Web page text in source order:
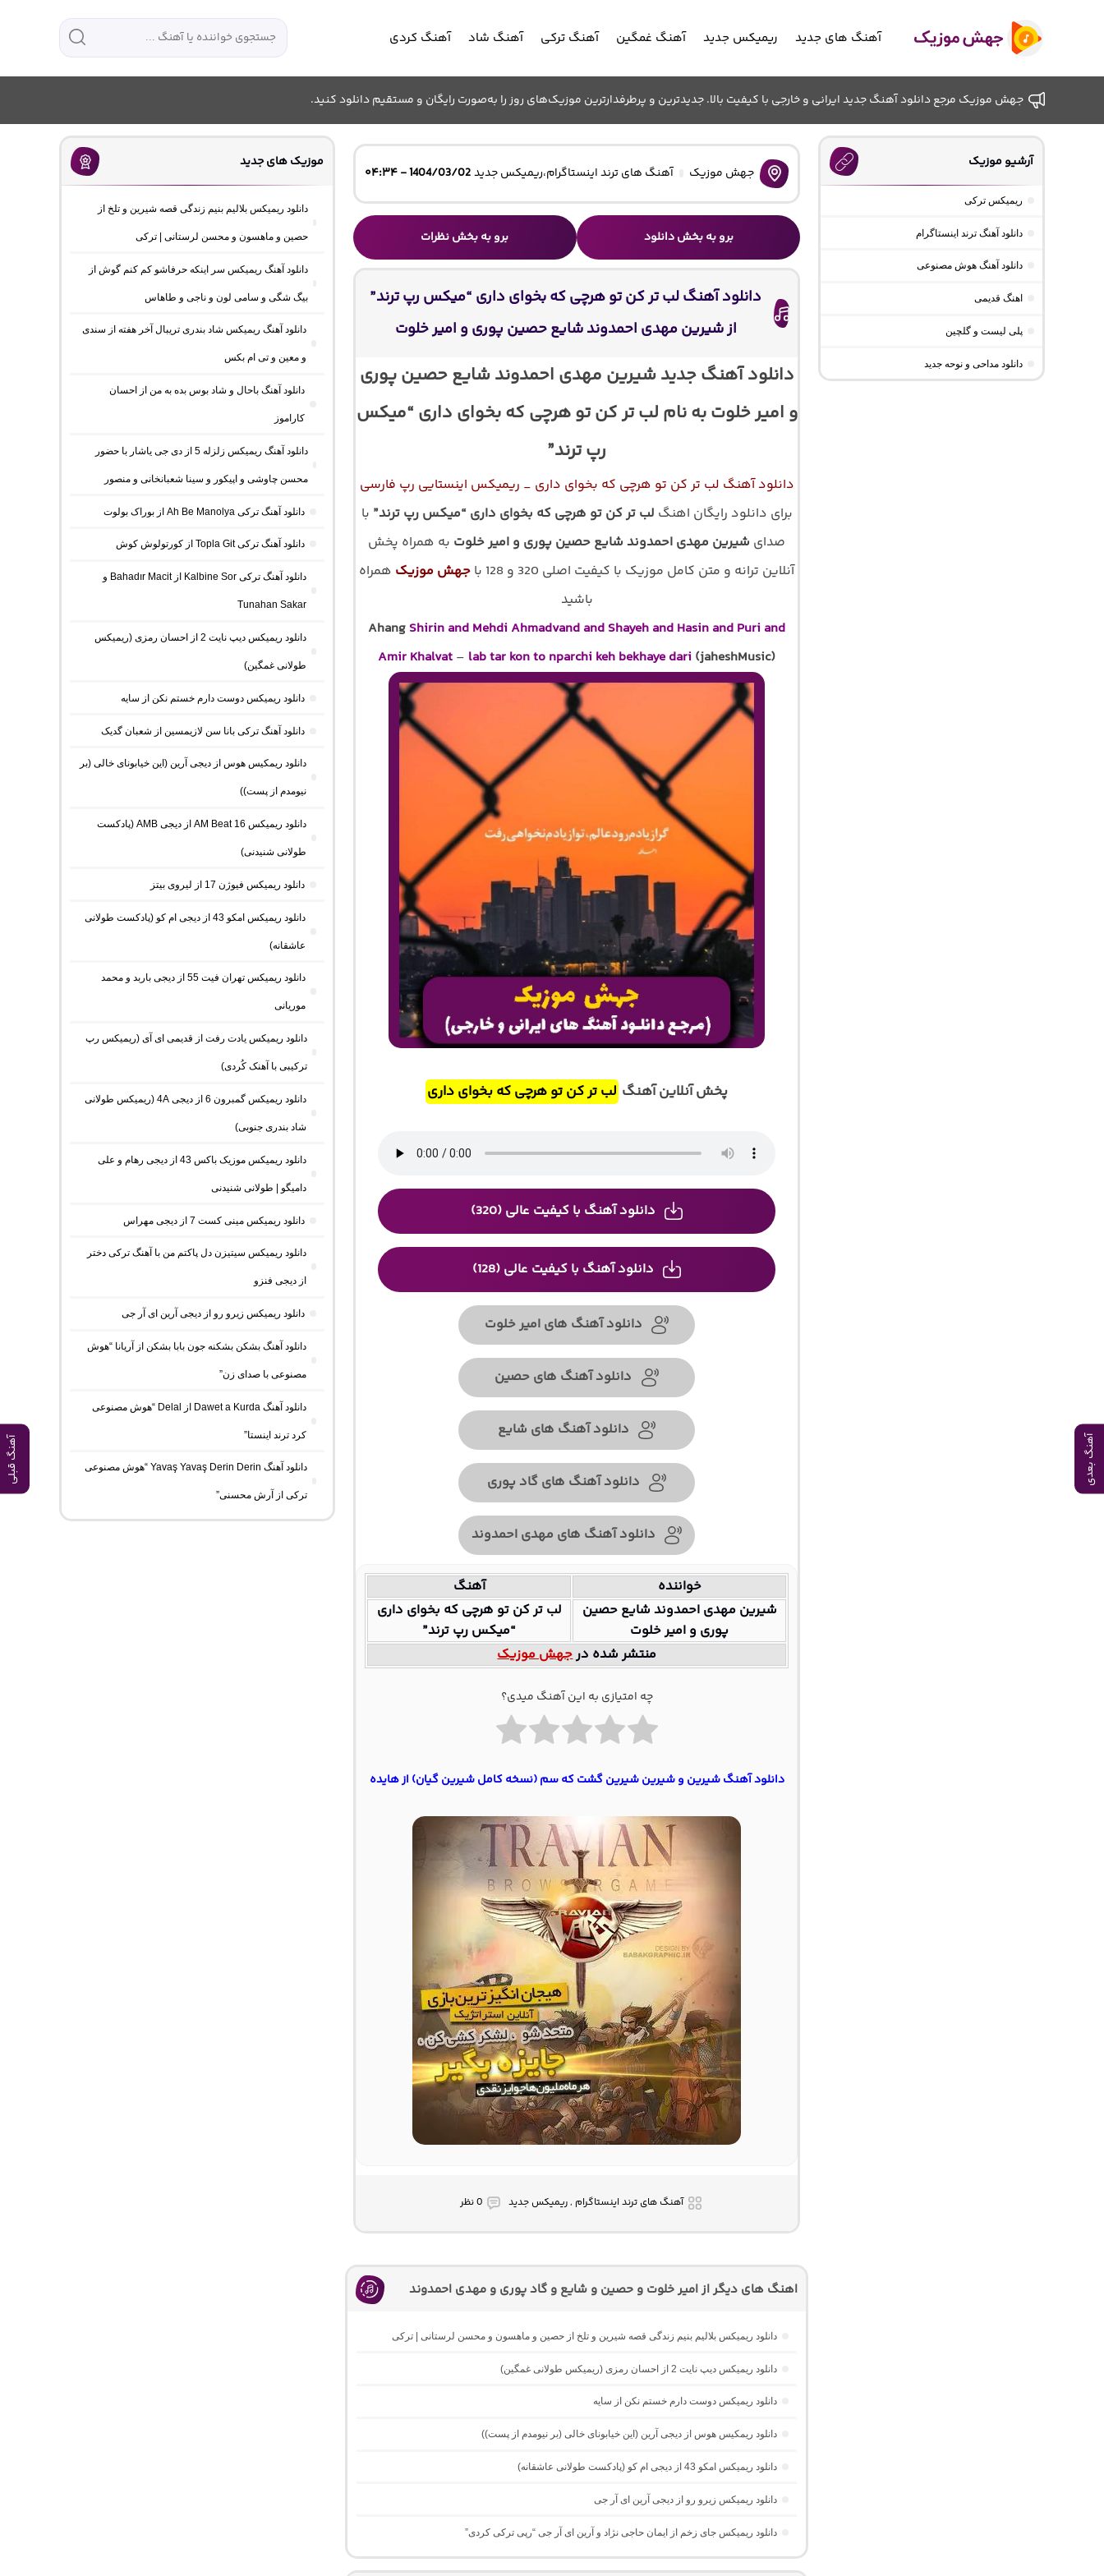
آهنگ بعدی آهنگ قبلی
آهنگ های جدید ریمیکس جدید آهنگ غمگین آهنگ ترکی آهنگ شاد آهنگ کردی
جهش موزیک مرجع دانلود آهنگ جدید ایرانی و خارجی با کیفیت بالا. جدیدترین و پرطرفدارترین موزیک‌های روز را به‌صورت رایگان و مستقیم دانلود کنید.
جهش موزیک آهنگ های ترند اینستاگرام،ریمیکس جدید1404/03/02 - ۰۴:۳۴
برو به بخش دانلود برو به بخش نظرات
دانلود آهنگ لب تر کن تو هرچی که بخوای داری “میکس رپ ترند”
از شیرین مهدی احمدوند شایع حصین پوری و امیر خلوت
دانلود آهنگ جدید شیرین مهدی احمدوند شایع حصین پوری
و امیر خلوت به نام لب تر کن تو هرچی که بخوای داری “میکس
رپ ترند”
دانلود آهنگ لب تر کن تو هرچی که بخوای داری _ ریمیکس اینستایی رپ فارسی
برای دانلود رایگان اهنگ لب تر کن تو هرچی که بخوای داری “میکس رپ ترند” با
صدای شیرین مهدی احمدوند شایع حصین پوری و امیر خلوت به همراه پخش
آنلاین ترانه و متن کامل موزیک با کیفیت اصلی 320 و 128 با
جهش موزیک همراه
باشید
Ahang Shirin and Mehdi Ahmadvand and Shayeh and Hasin and Puri and
Amir Khalvat – lab tar kon to nparchi keh bekhaye dari (jaheshMusic)
پخش آنلاین آهنگ لب تر کن تو هرچی که بخوای داری
دانلود آهنگ با کیفیت عالی (320)
دانلود آهنگ با کیفیت عالی (128)
دانلود آهنگ های امیر خلوت
دانلود آهنگ های حصین
دانلود آهنگ های شایع
دانلود آهنگ های گاد پوری
دانلود آهنگ های مهدی احمدوند
خواننده
آهنگ
شیرین مهدی احمدوند شایع حصین
پوری و امیر خلوت
لب تر کن تو هرچی که بخوای داری
“میکس رپ ترند”
منتشر شده درجهش موزیک
چه امتیازی به این آهنگ میدی؟
دانلود آهنگ شیرین و شیرین شیرین گشت که سم (نسخه کامل شیرین گیان) از هایده
آهنگ های ترند اینستاگرام , ریمیکس جدید 0 نظر
اهنگ های دیگر از امیر خلوت و حصین و شایع و گاد پوری و مهدی احمدوند
دانلود ریمیکس بلالیم بنیم زندگی قصه شیرین و تلخ از حصین و ماهسون و محسن لرستانی | ترکی
دانلود ریمیکس دیپ نایت 2 از احسان رمزی (ریمیکس طولانی غمگین)
دانلود ریمیکس دوست دارم خستم نکن از سایه
دانلود ریمکیس هوس از دیجی آرین (این خیابونای خالی (بر نیومدم از پست))
دانلود ریمیکس امکو 43 از دیجی ام کو (پادکست طولانی عاشقانه)
دانلود ریمیکس زیرو رو از دیجی آرین ای آر جی
دانلود ریمیکس جای زخم از ایمان حاجی نژاد و آرین ای آر جی “رپی ترکی کردی”
آرشیو موزیک
ریمیکس ترکی
دانلود آهنگ ترند اینستاگرام
دانلود آهنگ هوش مصنوعی
اهنگ قدیمی
پلی لیست و گلچین
دانلود مداحی و نوحه جدید
موزیک های جدید
دانلود ریمیکس بلالیم بنیم زندگی قصه شیرین و تلخ از
حصین و ماهسون و محسن لرستانی | ترکی
دانلود آهنگ ریمیکس سر اینکه حرفاشو کم کنم گوش از
بیگ شگی و سامی لون و ناجی و طاهاس
دانلود آهنگ ریمیکس شاد بندری تریبال آخر هفته از سندی
و معین و تی ام بکس
دانلود آهنگ باحال و شاد بوس بده به من از احسان
کاراموز
دانلود آهنگ ریمیکس زلزله 5 از دی جی یاشار با حضور
محسن چاوشی و اپیکور و سینا شعبانخانی و منصور
دانلود آهنگ ترکی Ah Be Manolya از بوراک بولوت
دانلود آهنگ ترکی Topla Git از کورتولوش کوش
دانلود آهنگ ترکی Kalbine Sor از Bahadır Macit و
Tunahan Sakar
دانلود ریمیکس دیپ نایت 2 از احسان رمزی (ریمیکس
طولانی غمگین)
دانلود ریمیکس دوست دارم خستم نکن از سایه
دانلود آهنگ ترکی بانا سن لازیمسین از شعبان گدیک
دانلود ریمکیس هوس از دیجی آرین (این خیابونای خالی (بر
نیومدم از پست))
دانلود ریمیکس AM Beat 16 از دیجی AMB (پادکست
طولانی شنیدنی)
دانلود ریمیکس فیوژن 17 از لیروی بیتز
دانلود ریمیکس امکو 43 از دیجی ام کو (پادکست طولانی
عاشقانه)
دانلود ریمیکس تهران فیت 55 از دیجی باربد و محمد
موریانی
دانلود ریمیکس یادت رفت از قدیمی ای آی (ریمیکس رپ
ترکیبی با آهنک کُردی)
دانلود ریمیکس گمبرون 6 از دیجی 4A (ریمیکس طولانی
شاد بندری جنوبی)
دانلود ریمیکس موزیک باکس 43 از دیجی رهام و علی
دامیگو | طولانی شنیدنی
دانلود ریمیکس مینی کست 7 از دیجی مهراس
دانلود ریمیکس سیتیزن دل پاکتم من با آهنگ ترکی دختر
از دیجی فنزو
دانلود ریمیکس زیرو رو از دیجی آرین ای آر جی
دانلود آهنگ بشکن بشکنه جون بابا بشکن از آریانا “هوش
مصنوعی با صدای زن”
دانلود آهنگ Dawet a Kurda از Delal “هوش مصنوعی
کرد ترند اینستا”
دانلود آهنگ Yavaş Yavaş Derin Derin “هوش مصنوعی
ترکی از آرش محسنی”